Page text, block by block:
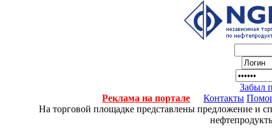
Забыл
Реклама на портале
Контакты
На торговой площадке представлены предложение и